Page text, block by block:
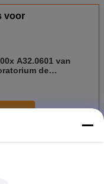
voor
A32.0601 van
de